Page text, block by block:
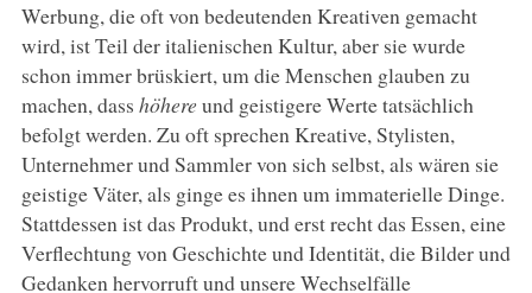
Werbung, die oft von bedeutenden Kreativen gemacht
wird, ist Teil der italienischen Kultur, aber sie wurde
schon immer brüskiert, um die Menschen glauben zu
machen, dass höhereund geistigere Werte tatsächlich
befolgt werden. Zu oft sprechen Kreative, Stylisten,
Unternehmer und Sammler von sich selbst, als wären sie
geistige Väter, als ginge es ihnen um immaterielle Dinge.
Stattdessen ist das Produkt, und erst recht das Essen, eine
Verflechtung von Geschichte und Identität, die Bilder und
Gedanken hervorruft und unsere Wechselfälle